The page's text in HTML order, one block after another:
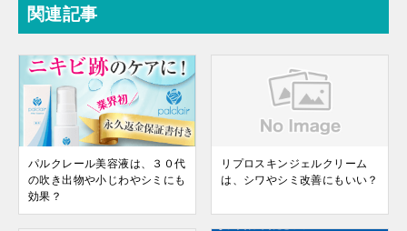
関連記事
パルクレール美容液は、３０代
の吹き出物や小じわやシミにも
効果？
リプロスキンジェルクリーム
は、シワやシミ改善にもいい？